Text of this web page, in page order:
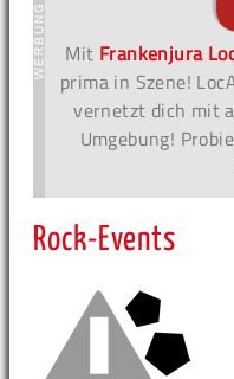
Mit Frankenjura
prima in Szene!
vernetzt dich mit
Umgebung!
Rock-Events